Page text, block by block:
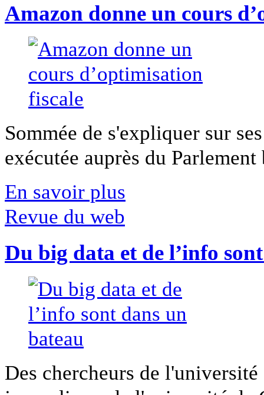
Amazon donne un cours
Sommée de s'expliquer sur
exécutée auprès du
En savoir plus
Revue du web
Du big data et de l’info
Des chercheurs de